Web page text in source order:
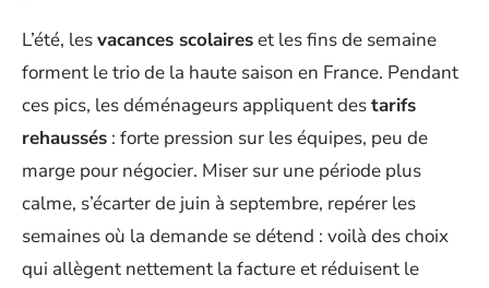
L’été, lesvacances scolaireset les fins de semaine
forment le trio de la haute saison en France. Pendant
ces pics, les déménageurs appliquent destarifs
rehaussés : forte pression sur les équipes, peu de
marge pour négocier. Miser sur une période plus
calme, s’écarter de juin à septembre, repérer les
semaines où la demande se détend : voilà des choix
qui allègent nettement la facture et réduisent le